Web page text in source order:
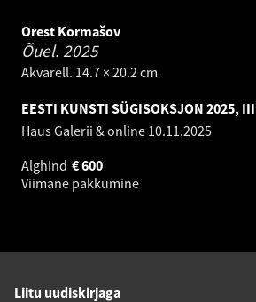
Orest Kormašov
Õuel. 2025
Akvarell. 14.7 × 20.2 cm
EESTI KUNSTI SÜGISOKSJON 2025,
Haus Galerii & online 10.11.2025
Alghind
600
€
Viimane pakkumine
Liitu uudiskirjaga